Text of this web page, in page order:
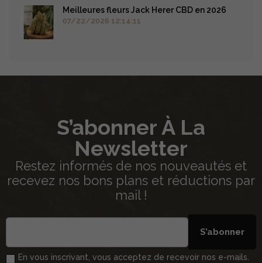
Meilleures fleurs Jack Herer CBD en 2026
07/22/2026 12:14:11
S’abonner À La
Newsletter
Restez informés de nos nouveautés et
recevez nos bons plans et réductions par
mail !
S’abonner
En vous inscrivant, vous acceptez de recevoir nos e-mails.